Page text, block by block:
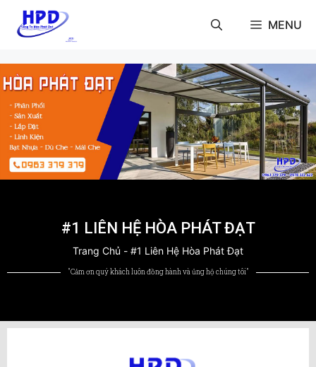
MENU
#1 LIÊN HỆ HÒA PHÁT ĐẠT
Trang Chủ - #1 Liên Hệ Hòa Phát Đạt
"Cảm ơn quý khách luôn đồng hành và ủng hộ chúng tôi"